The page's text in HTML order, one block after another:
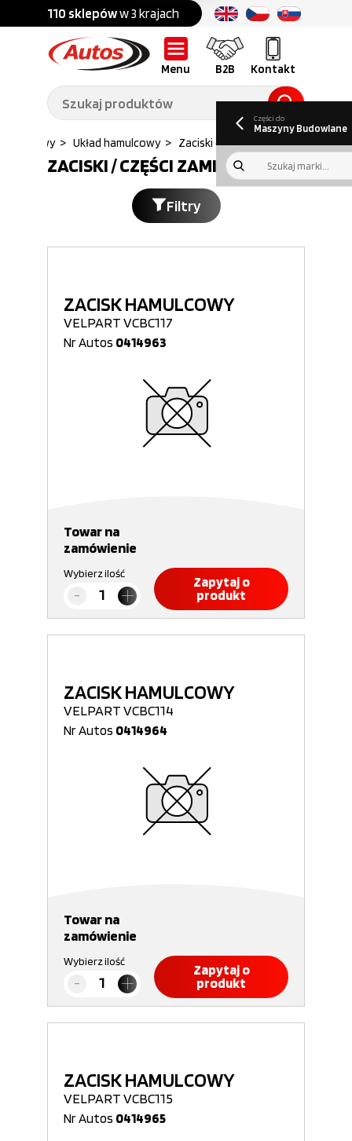
110 sklepóww 3 krajach Ponad 700 marek
Menu B2B Kontakt
Części do:
Ciężarówek,
przyczep,
naczep
Części do:
budowlanych
B2BGaleria
Oferty pracy
kwartalny
Części do
Maszyny Budowlane
> Układ hamulcowy > Zaciski czesci zamienne...
ZACISKI / CZĘŚCI ZAMIENNE
Filtry
ZACISK HAMULCOWY
VELPART VCBC117
Nr Autos 0414963
Towar na
zamówienie
Wybierz ilość
Zapytaj o
produkt
ZACISK HAMULCOWY
VELPART VCBC114
Nr Autos 0414964
Towar na
zamówienie
Wybierz ilość
Zapytaj o
produkt
ZACISK HAMULCOWY
VELPART VCBC115
Nr Autos 0414965